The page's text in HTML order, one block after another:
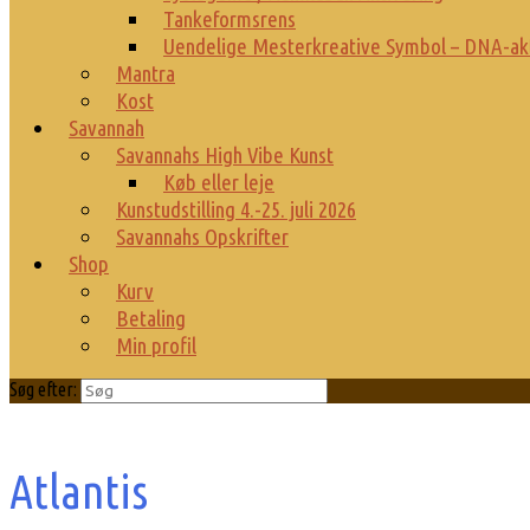
Tankeformsrens
Uendelige Mesterkreative Symbol – DNA-
Mantra
Kost
Savannah
Savannahs High Vibe Kunst
Køb eller leje
Kunstudstilling 4.-25. juli 2026
Savannahs Opskrifter
Shop
Kurv
Betaling
Min profil
Søg efter:
Atlantis